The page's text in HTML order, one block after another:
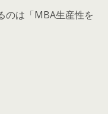
のは「MBA生産性を